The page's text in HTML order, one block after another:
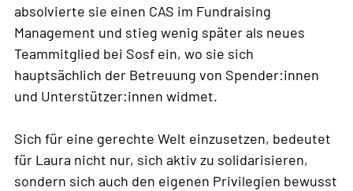
absolvierte sie einen CAS im Fundraising
Management und stieg wenig später als neues
Teammitglied bei Sosf ein, wo sie sich
hauptsächlich der Betreuung von Spender:innen
und Unterstützer:innen widmet.
Sich für eine gerechte Welt einzusetzen, bedeutet
für Laura nicht nur, sich aktiv zu solidarisieren,
sondern sich auch den eigenen Privilegien bewusst